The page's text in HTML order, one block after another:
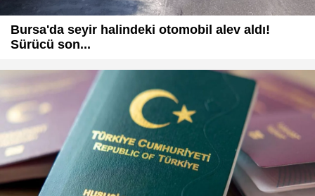
Bursa'da seyir halindeki otomobil alev aldı!
Sürücü son...